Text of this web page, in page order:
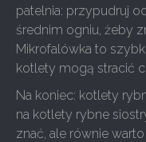
patelnia: przypudruj
średnim ogniu, żeby
Mikrofalówka to
kotlety mogą stracić
Na koniec: kotlety
na kotlety rybne
znać, ale równie